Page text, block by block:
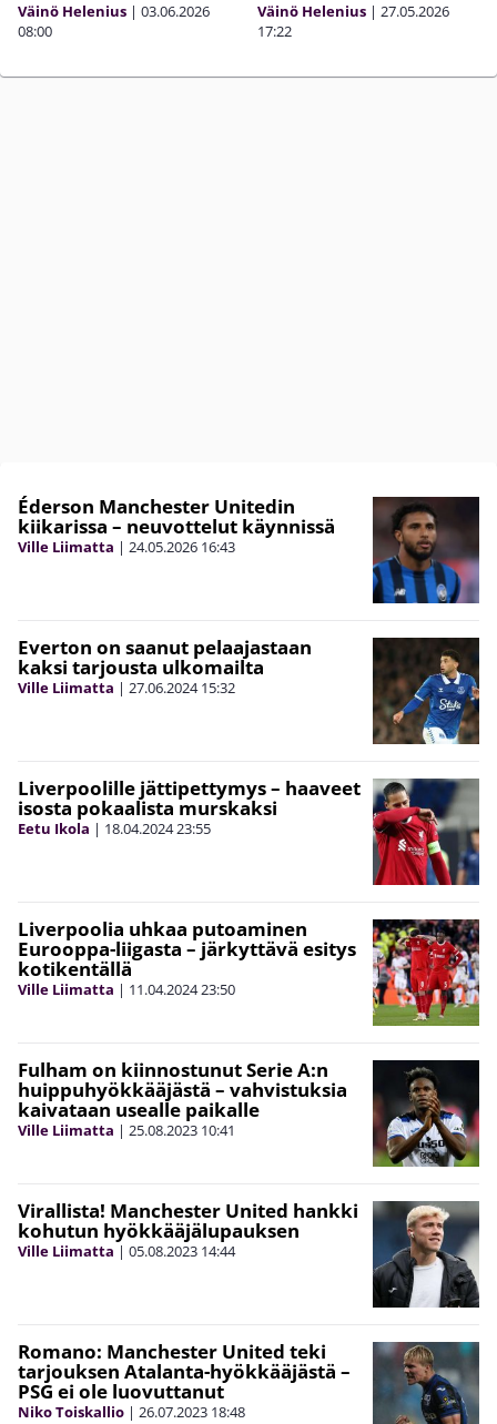
Väinö Helenius | 03.06.2026
08:00
Väinö Helenius | 27.05.2026
17:22
Éderson Manchester Unitedin
kiikarissa – neuvottelut käynnissä
Ville Liimatta | 24.05.2026 16:43
Everton on saanut pelaajastaan
kaksi tarjousta ulkomailta
Ville Liimatta | 27.06.2024 15:32
Liverpoolille jättipettymys – haaveet
isosta pokaalista murskaksi
Eetu Ikola | 18.04.202423:55
Liverpoolia uhkaa putoaminen
Eurooppa-liigasta – järkyttävä esitys
kotikentällä
Ville Liimatta | 11.04.202423:50
Fulham on kiinnostunut Serie A:n
huippuhyökkääjästä – vahvistuksia
kaivataan usealle paikalle
Ville Liimatta | 25.08.2023 10:41
Virallista! Manchester United hankki
kohutun hyökkääjälupauksen
Ville Liimatta | 05.08.2023 14:44
Romano: Manchester United teki
tarjouksen Atalanta-hyökkääjästä –
PSG ei ole luovuttanut
Niko Toiskallio | 26.07.2023 18:48